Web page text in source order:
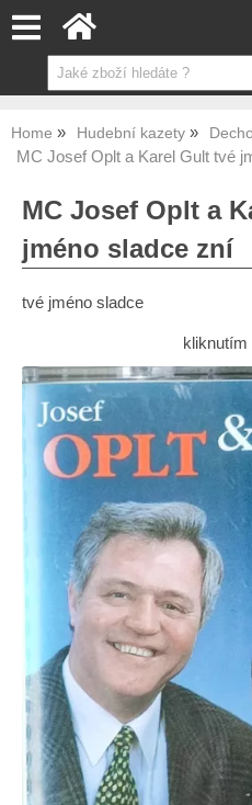
Home Hudební kazety
MC Josef Oplt a Karel Gult tvé
MC Josef Oplt a
jméno sladce zní
tvé jméno sladce